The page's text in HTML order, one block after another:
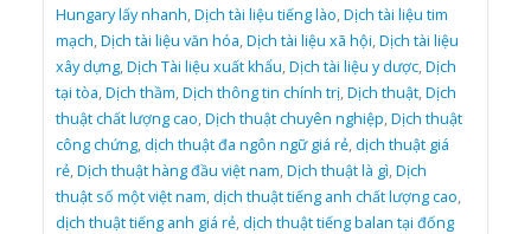
Hungary lấy nhanh,Dịch tài liệu tiếng lào,Dịch tài liệu tim
mạch,Dịch tài liệu văn hóa,Dịch tài liệu xã hội,Dịch tài liệu
xây dựng,Dịch Tài liệu xuất khẩu,Dịch tài liệu y dược,Dịch
tại tòa,Dịch thầm,Dịch thông tin chính trị,Dịch thuật,Dịch
thuật chất lượng cao,Dịch thuật chuyên nghiệp,Dịch thuật
công chứng,dịch thuật đa ngôn ngữ giá rẻ,dịch thuật giá
rẻ,Dịch thuật hàng đầu việt nam,Dịch thuật là gì,Dịch
thuật số một việt nam,dịch thuật tiếng anh chất lượng cao,
dịch thuật tiếng anh giá rẻ,dịch thuật tiếng balan tại đống